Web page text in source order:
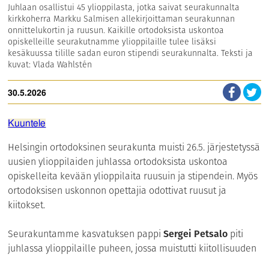
Juhlaan osallistui 45 ylioppilasta, jotka saivat seurakunnalta
kirkkoherra Markku Salmisen allekirjoittaman seurakunnan
onnittelukortin ja ruusun. Kaikille ortodoksista uskontoa
opiskelleille seurakutnamme ylioppilaille tulee lisäksi
kesäkuussa tilille sadan euron stipendi seurakunnalta. Teksti ja
kuvat: Vlada Wahlstén
30.5.2026
Kuuntele
Helsingin ortodoksinen seurakunta muisti 26.5. järjestetyssä
uusien ylioppilaiden juhlassa ortodoksista uskontoa
opiskelleita kevään ylioppilaita ruusuin ja stipendein. Myös
ortodoksisen uskonnon opettajia odottivat ruusut ja
kiitokset.
Seurakuntamme kasvatuksen pappiSergei Petsalo piti
juhlassa ylioppilaille puheen, jossa muistutti kiitollisuuden